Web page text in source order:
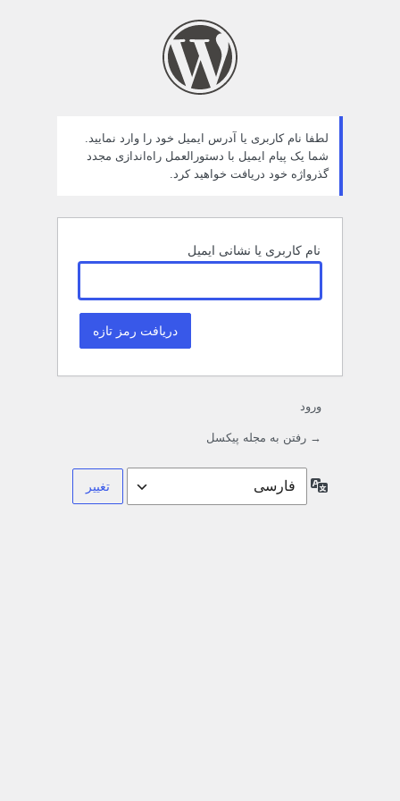
لطفا نام کاربری یا آدرس ایمیل خود را وارد نمایید.
شما یک پیام ایمیل با دستورالعمل راه‌اندازی مجدد
گذرواژه خود دریافت خواهید کرد.
نام کاربری یا نشانی ایمیل
ورود
→ رفتن به مجله پیکسل
زبان